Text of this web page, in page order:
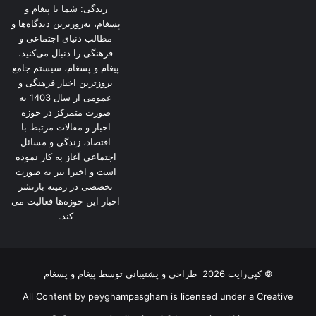
وزارت امور خارجه همچنین تصمیم دو عضو
غیردائم دیگر شورا، کره جنوبی و گویان، که حرکت
سه کشور اروپایی را تأیید نکردند، ارج می‌نهد.
وزارت امور خارجه جمهوری اسلامی ایران
همچنین از کشورهای عضو جنبش عدم تعهد که در
بیانیه نوزدهمین اجلاس میان‌دوره‌ای وزرای امور
(اوگاندا)، بر خاتمه قطعنامه ۲۲۳۱
طبق بند ۸ آن و لزوم رعایت کامل مفاد و جدول
مشابهی اتخاذ نمودند، تشکر می‌کند.
زندگی: شما با پیغام و
پسغام، به‌روزترین دیدگاه‌ها و
مطالب دنیای اجتماعی و
فرهنگی را دنبال می‌کنید.
پیغام و پسغام، سیستم جامع
بروزترین اخبار فرهنگی و
عمومی از سال 1403 به
صورت متمرکز در حوزه
اخبار و مقالات مرتبط با
اقتصاد، زندگی و مسائل
اجتماعی آغاز به کار نموده
است و اخیرا نیز به صورت
تخصصی در زمینه بازنشر
اخبار این حوزه‌ها فعالیت می
کند.
© کپی‌رایت 2026 طراحی و پشتیبانی توسط پیغام و پسغام
All Content by peyghampasgham is licensed under a Creative